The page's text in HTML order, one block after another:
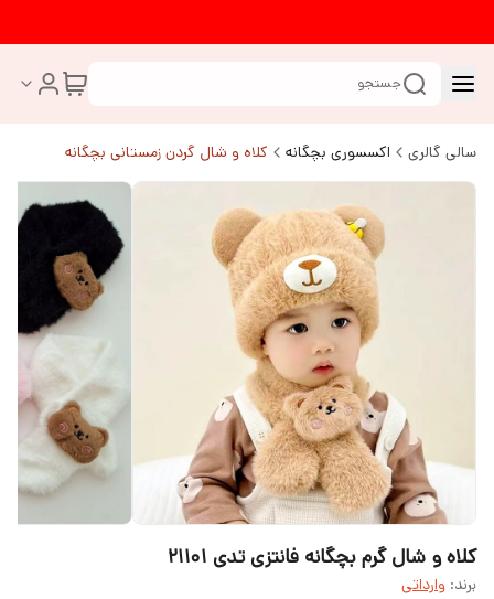
جستجو
سالی گالری اکسسوری بچگانه کلاه و شال گردن زمستانی بچگانه
کلاه و شال گرم بچگانه فانتزی تدی ۲۱۱۰۱
برند: وارداتی